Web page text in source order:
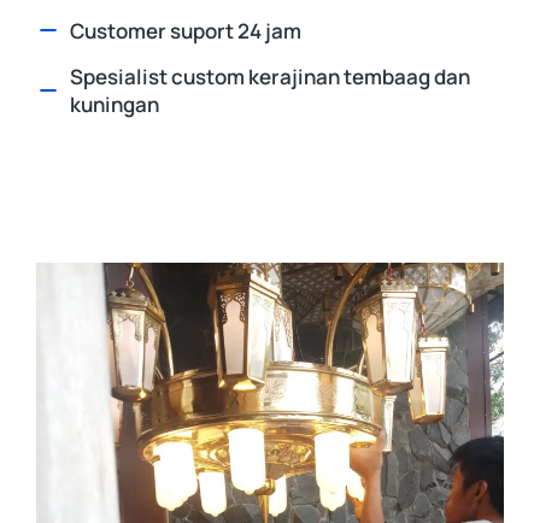
Customer suport 24 jam
Spesialist custom kerajinan tembaag dan
kuningan